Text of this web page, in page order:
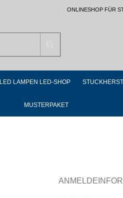
ONLINESHOP FÜR
LED LAMPEN LED-SHOP
MUSTERPAKET